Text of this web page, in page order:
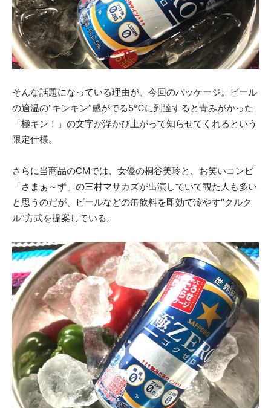
そんな話題になっている理由が、今回のパッケージ。ビール
の適温の“キンキン”感がでる5℃に到達すると青みがかった
「極キン！」の文字が浮かび上がって知らせてくれるという
限定仕様。
さらに当商品のCMでは、女優の桐谷美玲と、お笑いコンビ
「さまぁ～ず」の三村マサカズが出演していて観た人も多い
と思うのだが、ビールなどの缶飲料を即効で冷やす“クルク
ル”方式を提案している。